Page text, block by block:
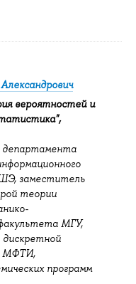
вероятностей и
департамента
заместитель
теории
МГУ,
дискретной
МФТИ,
программ